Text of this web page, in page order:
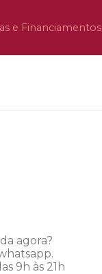
e Financiamentos
agora?
9h às 21h